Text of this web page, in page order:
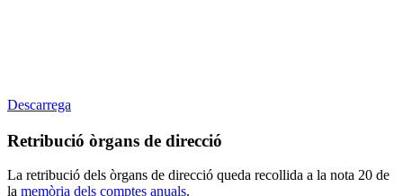
Descarrega
Retribució òrgans de direcció
La retribució dels òrgans de direcció queda recollida a la nota 20 de
la memòria dels comptes anuals.